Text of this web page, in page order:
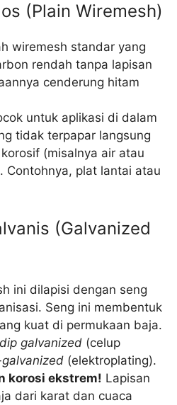
(Plain Wiremesh)
wiremesh standar yang
rendah tanpa lapisan
cenderung hitam
untuk aplikasi di dalam
tidak terpapar langsung
(misalnya air atau
Contohnya, plat lantai atau
(Galvanized
ini dilapisi dengan seng
Seng ini membentuk
kuat di permukaan baja.
galvanized (celup
(elektroplating).
korosi ekstrem! Lapisan
dari karat dan cuaca